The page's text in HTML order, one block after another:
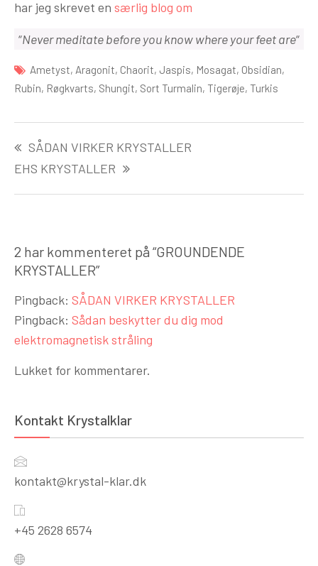
har jeg skrevet en særlig blog om
“Never meditate before you know where your feet are“
Ametyst, Aragonit, Chaorit, Jaspis, Mosagat, Obsidian,
Rubin, Røgkvarts, Shungit, Sort Turmalin, Tigerøje, Turkis
SÅDAN VIRKER KRYSTALLER
EHS KRYSTALLER
2 har kommenteret på “GROUNDENDE
KRYSTALLER”
Pingback: SÅDAN VIRKER KRYSTALLER
Pingback: Sådan beskytter du dig mod
elektromagnetisk stråling
Lukket for kommentarer.
Kontakt Krystalklar
kontakt@krystal-klar.dk
+45 2628 6574